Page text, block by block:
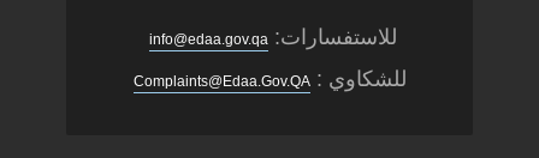
للاستفسارات: info@edaa.gov.qa
للشكاوي :Complaints@Edaa.Gov.QA